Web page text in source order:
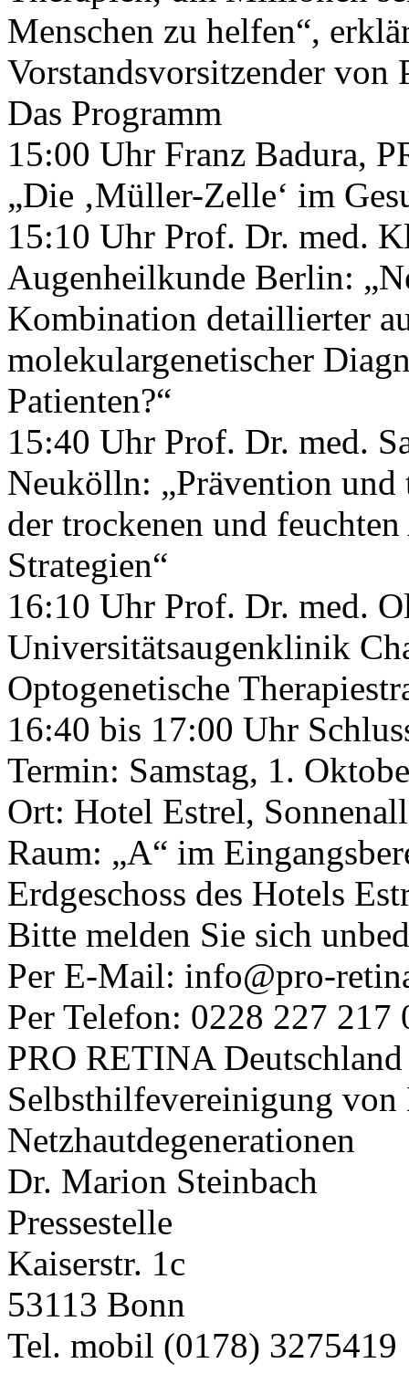
Menschen zu helfen“,
Vorstandsvorsitzender von
Das Programm
15:00 Uhr Franz Badura,
„Die ‚Müller-Zelle‘ im
15:10 Uhr Prof. Dr. med.
Augenheilkunde Berlin:
Kombination detaillierter
molekulargenetischer
Patienten?“
15:40 Uhr Prof. Dr. med.
Neukölln: „Prävention
der trockenen und
Strategien“
16:10 Uhr Prof. Dr. med.
Universitätsaugenklinik
Optogenetische
16:40 bis 17:00 Uhr
Termin: Samstag, 1.
Ort: Hotel Estrel,
Raum: „A“ im
Erdgeschoss des Hotels
Bitte melden Sie sich
Per E-Mail: info@pro-
Per Telefon: 0228 227 217
PRO RETINA Deutschland
Selbsthilfevereinigung von
Netzhautdegenerationen
Dr. Marion Steinbach
Pressestelle
Kaiserstr. 1c
53113 Bonn
Tel. mobil (0178) 3275419